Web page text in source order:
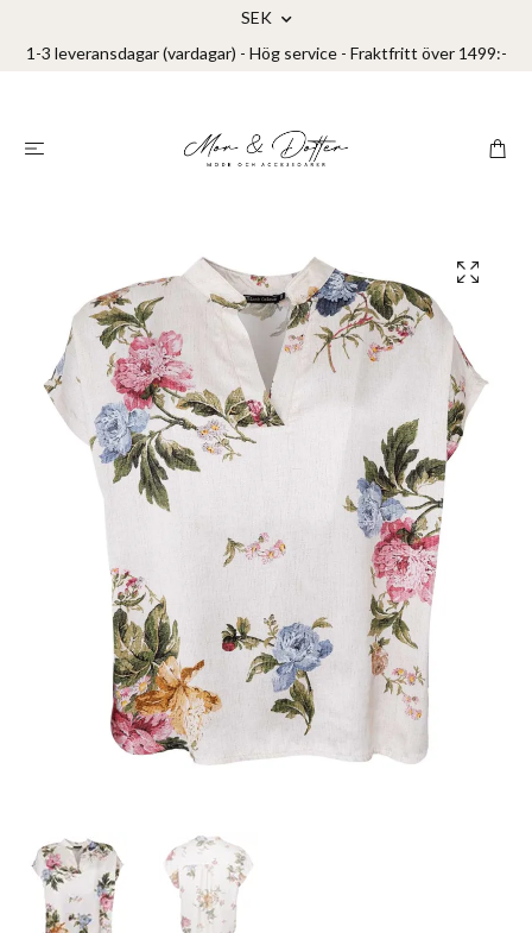
SEK
1-3 leveransdagar (vardagar) - Hög service - Fraktfritt över 1499:-